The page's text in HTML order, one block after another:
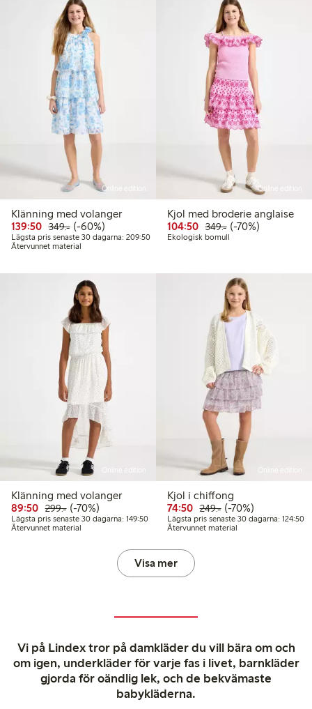
Online edition
Klänning med volanger
139:50 Rabatterat pris: 139,50 kr
349:-Ordinarie pris: 349,00 kr
60% rabatt
(-60%)
Lägsta pris senaste 30 dagarna: 209:50Lägsta pris senaste 30 dagarna: 209,50 kr
Återvunnet material
Online edition
Kjol med broderie anglaise
104:50 Rabatterat pris: 104,50
349:-Ordinarie pris:
70% rabatt
(-70%)
Ekologisk bomull
Klänning med volanger
89:50 Rabatterat pris: 89,50 kr
299:-Ordinarie pris: 299,00 kr
70% rabatt
(-70%)
Lägsta pris senaste 30 dagarna: 149:50Lägsta pris senaste 30 dagarna: 149,50 kr
Återvunnet material
Kjol i chiffong
74:50 Rabatterat pris: 74,50 kr
249:-Ordinarie pris:
70% rabatt
(-70%)
Lägsta pris senaste 30 dagarna: 124:50
Återvunnet material
Visa mer
Vi på Lindex tror på damkläder du vill bära om och
om igen, underkläder för varje fas i livet, barnkläder
gjorda för oändlig lek, och de bekvämaste
babykläderna.